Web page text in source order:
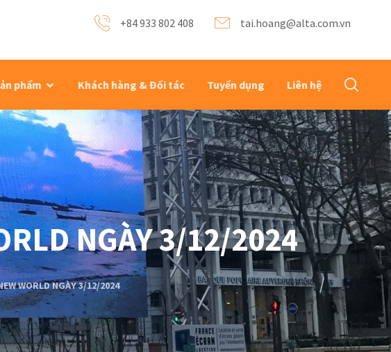
tai.hoang@alta.com.vn
+84 933 802 408
phẩm Khách hàng & Đối tác Tuyển dụng Liên hệ
NGÀY 3/12/2024
WORLD NGÀY 3/12/2024